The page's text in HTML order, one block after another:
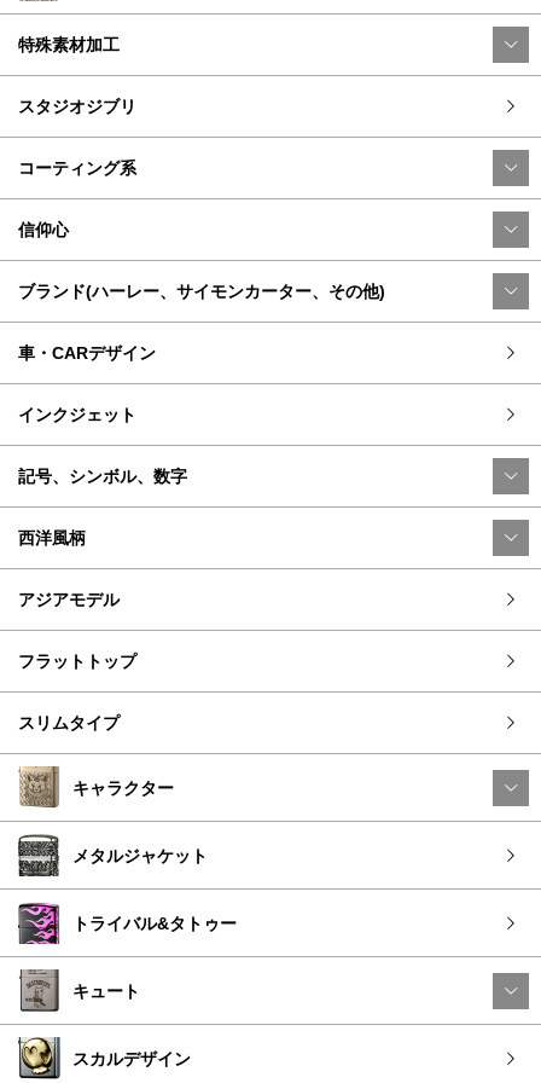
特殊素材加工
スタジオジブリ
コーティング系
信仰心
ブランド(ハーレー、サイモンカーター、その他)
車・CARデザイン
インクジェット
記号、シンボル、数字
西洋風柄
アジアモデル
フラットトップ
スリムタイプ
キャラクター
メタルジャケット
トライバル&タトゥー
キュート
スカルデザイン